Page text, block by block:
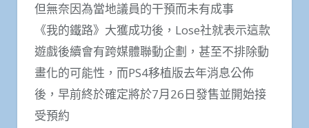
但無奈因為當地議員的干預而未有成事
《我的鐵路》大獲成功後，Lose社就表示這款
遊戲後續會有跨媒體聯動企劃，甚至不排除動
畫化的可能性，而PS4移植版去年消息公佈
後，早前終於確定將於7月26日發售並開始接
受預約